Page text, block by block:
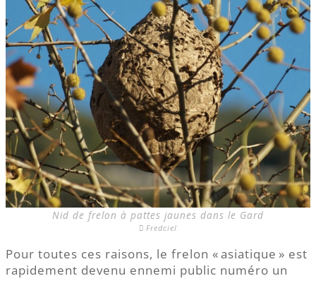
Nid de frelon à pattes jaunes dans le Gard
Fredciel
Pour toutes ces raisons, le frelon « asiatique » est
rapidement devenu ennemi public numéro un